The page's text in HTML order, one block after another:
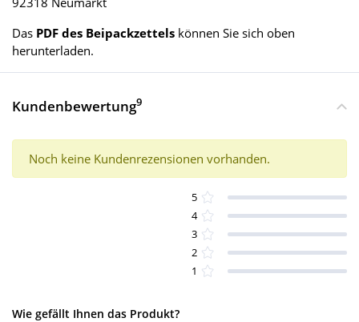
Das PDF des Beipackzettels können Sie sich oben
herunterladen.
Kundenbewertung9
Noch keine Kundenrezensionen vorhanden.
5
4
3
2
1
Wie gefällt Ihnen das Produkt?